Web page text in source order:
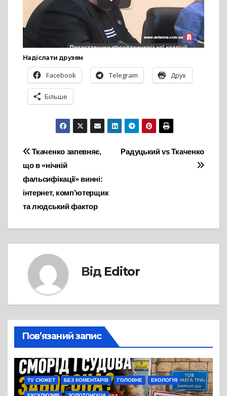
Надіслати друзям
Facebook Telegram Друк
Більше
Навігація
записів
Радуцький vs Ткаченко
Ткаченко запевняє,
що в «нічній
фальсифікації» винні:
інтернет, комп’ютерщик
та людський фактор
Від Editor
Пов’язаний запис
TV СЮЖЕТ БЕЗ КОМЕНТАРІВ ГОЛОВНЕ ЕКОЛОГІЯ